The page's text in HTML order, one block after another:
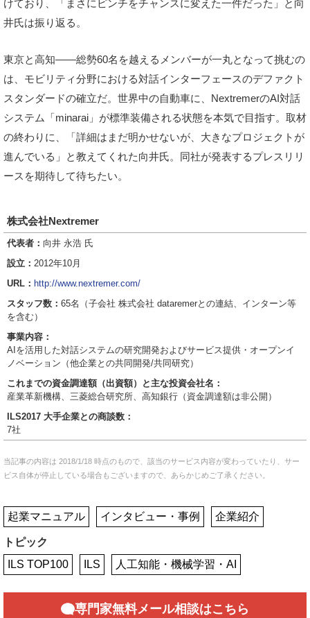
けており、「まさにピンチをチャンスに変えた一件だった」と向
井氏は振り返る。
東京と高知――総勢60名を越えるメンバーが一丸となって挑むの
は、モビリティ分野における対話インターフェースのデファクト
スタンダードの確立だ。世界中の自動車に、NextremerのAI対話
システム「minarai」が標準装備される状態を本気で目指す。取材
の終わりに、「詳細はまだ明かせないが、大きなプロジェクトが
進んでいる」と教えてくれた向井氏。同社が発表するプレスリリ
ースを期待して待ちたい。
株式会社Nextremer
代表者： 向井 永浩 氏
設立： 2012年10月
URL： http://www.nextremer.com/
スタッフ数： 65名（子会社 株式会社 dataremerとの連結、インターン等
を含む）
事業内容：
AIを活用した対話システムの研究開発およびサービス提供・オープンイ
ノベーション（他企業との共同開発/共同研究）
これまでの資金調達額（出資額）と主な投資会社名：
産業革新機構、三菱総合研究所、高知銀行（資金調達額は非公開）
ILS2017 大手企業との商談数：
7社
当記事の内容は 2018/1/18 時点のもので、該当のサービス内容が変わっていたり、サー
ビス自体が停止している場合もございますので、あらかじめご了承ください。
起業マニュアル インタビュー・事例 企業紹介
トピック
ILS TOP100
ILS 人工知能・機械学習・AI
専門家無料メール相談はこちら